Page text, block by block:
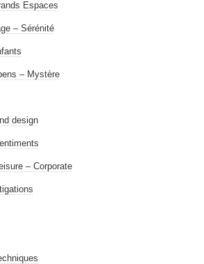
Espaces
– Sérénité
– Mystère
design
– Corporate